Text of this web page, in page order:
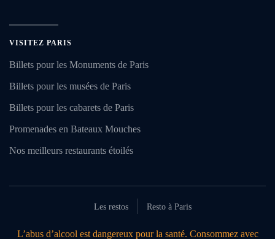
VISITEZ PARIS
Billets pour les Monuments de Paris
Billets pour les musées de Paris
Billets pour les cabarets de Paris
Promenades en Bateaux Mouches
Nos meilleurs restaurants étoilés
Les restos Resto à Paris
L’abus d’alcool est dangereux pour la santé. Consommez avec